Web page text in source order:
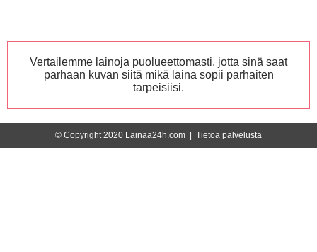
Vertailemme lainoja puolueettomasti, jotta sinä saat
parhaan kuvan siitä mikä laina sopii parhaiten
tarpeisiisi.
© Copyright 2020 Lainaa24h.com | Tietoa palvelusta